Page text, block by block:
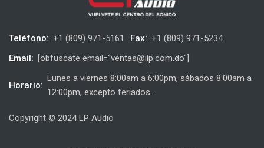
Teléfono: +1 (809) 971-5161 Fax: +1 (809) 971-5234
Email: [obfuscate email="ventas@ilp.com.do"]
Horario:
Lunes a viernes 8:00am a 6:00pm, sábados 8:00am a
12:00pm, excepto feriados.
Copyright © 2024 LP Audio